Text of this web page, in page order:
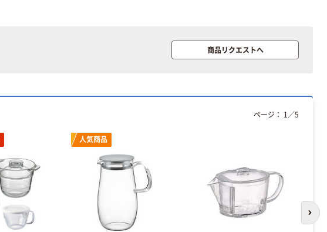
商品リクエストへ
人気商品
ページ： 1 ／5
次